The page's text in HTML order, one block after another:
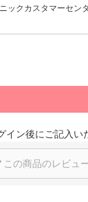
ックカスタマーセン
イン後にご記入い
この商品のレビュ